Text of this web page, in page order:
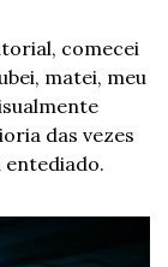
comecei
matei, meu
das vezes